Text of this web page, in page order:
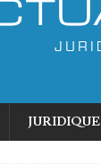
JURIDIQUE